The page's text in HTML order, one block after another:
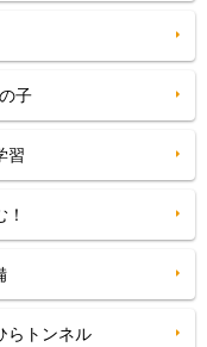
子
習
らトンネル